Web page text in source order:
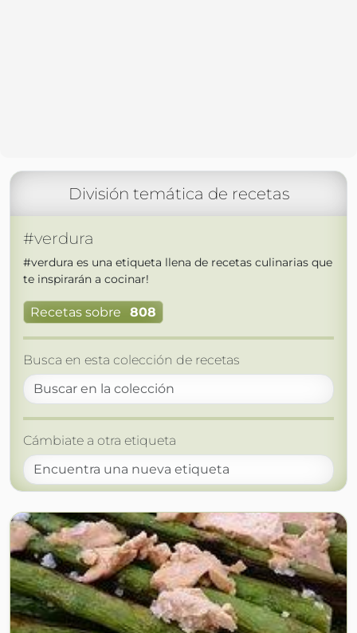
División temática de recetas
#verdura
#verdura es una etiqueta llena de recetas culinarias que
te inspirarán a cocinar!
Recetas sobre 808
Busca en esta colección de recetas
Cámbiate a otra etiqueta